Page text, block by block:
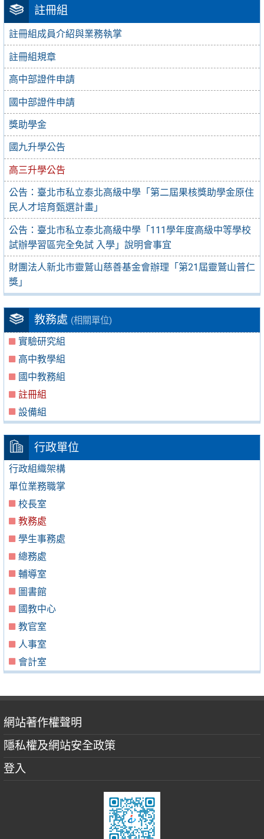
註冊組
註冊組成員介紹與業務執掌
註冊組規章
高中部證件申請
國中部證件申請
獎助學金
國九升學公告
高三升學公告
公告：臺北市私立泰北高級中學「第二屆果核獎助學金原住
民人才培育甄選計畫」
公告：臺北市私立泰北高級中學「111學年度高級中等學校
試辦學習區完全免試 入學」說明會事宜
財團法人新北市靈鷲山慈善基金會辦理「第21屆靈鷲山普仁
獎」
教務處 (相關單位)
實驗研究組
高中教學組
國中教務組
註冊組
設備組
行政單位
行政組織架構
單位業務職掌
校長室
教務處
學生事務處
總務處
輔導室
圖書館
國教中心
教官室
人事室
會計室
網站著作權聲明
隱私權及網站安全政策
登入